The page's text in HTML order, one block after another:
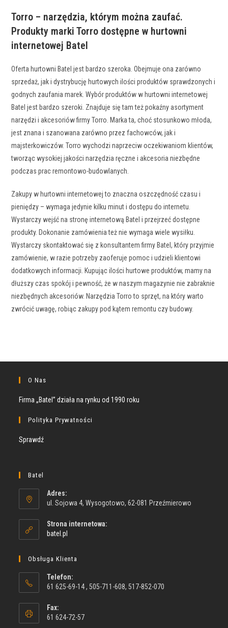
Torro – narzędzia, którym można zaufać.
Produkty marki Torro dostępne w hurtowni
internetowej Batel
Oferta hurtowni Batel jest bardzo szeroka. Obejmuje ona zarówno
sprzedaż, jak i dystrybucję hurtowych ilości produktów sprawdzonych i
godnych zaufania marek. Wybór produktów w hurtowni internetowej
Batel jest bardzo szeroki. Znajduje się tam też pokaźny asortyment
narzędzi i akcesoriów firmy Torro. Marka ta, choć stosunkowo młoda,
jest znana i szanowana zarówno przez fachowców, jak i
majsterkowiczów. Torro wychodzi naprzeciw oczekiwaniom klientów,
tworząc wysokiej jakości narzędzia ręczne i akcesoria niezbędne
podczas prac remontowo-budowlanych.
Zakupy w hurtowni internetowej to znaczna oszczędność czasu i
pieniędzy – wymaga jedynie kilku minut i dostępu do internetu.
Wystarczy wejść na stronę internetową Batel i przejrzeć dostępne
produkty. Dokonanie zamówienia też nie wymaga wiele wysiłku.
Wystarczy skontaktować się z konsultantem firmy Batel, który przyjmie
zamówienie, w razie potrzeby zaoferuje pomoc i udzieli klientowi
dodatkowych informacji. Kupując ilości hurtowe produktów, mamy na
dłuższy czas spokój i pewność, że w naszym magazynie nie zabraknie
niezbędnych akcesoriów. Narzędzia Torro to sprzęt, na który warto
zwrócić uwagę, robiąc zakupy pod kątem remontu czy budowy.
O Nas
Firma „Batel” działa na rynku od 1990 roku
Polityka Prywatności
Sprawdź
Batel
Adres:
ul. Sojowa 4, Wysogotowo, 62-081 Przeźmierowo
Strona internetowa:
batel.pl
Obsługa Klienta
Telefon:
61 625-69-14 , 505-711-608, 517-852-070
Fax:
61 624-72-57